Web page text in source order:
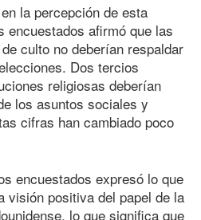
la percepción de esta
encuestados afirmó que las
culto no deberían respaldar
Dos tercios
religiosas deberían
los asuntos sociales y
cifras han cambiado poco
encuestados expresó lo que
visión positiva del papel de la
lo que significa que